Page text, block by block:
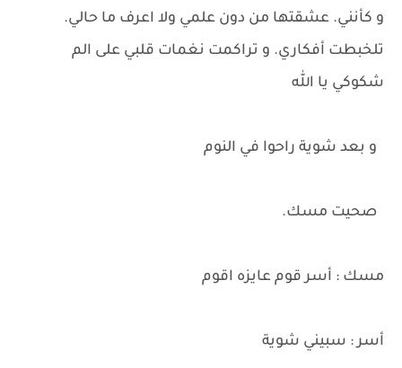
و كأنني. عشقتها من دون علمي ولا اعرف ما حالي.
تلخبطت أفكاري. و تراكمت نغمات قلبي على الم
شكوكي يا الله
و بعد شوية راحوا في النوم
صحيت مسك.
مسك : أسر قوم عايزه اقوم
أسر : سبيني شوية